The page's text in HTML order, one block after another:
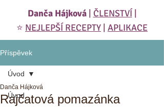
Danča Hájková| ČLENSTVÍ
⭐️ NEJLEPŠÍ RECEPTY APLIKACE
Příspěvek
Úvod
Úvod
Rajčatová pomazánka
Danča Hájková